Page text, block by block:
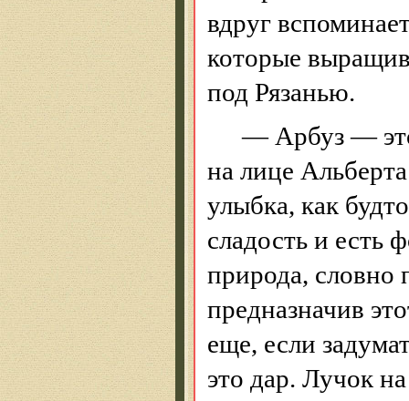
вдруг
которые
под Рязанью.
— Арбуз —
на лице
улыбка, как
сладость и есть
природа, словно
предназначив
еще, если
это дар. Лучок